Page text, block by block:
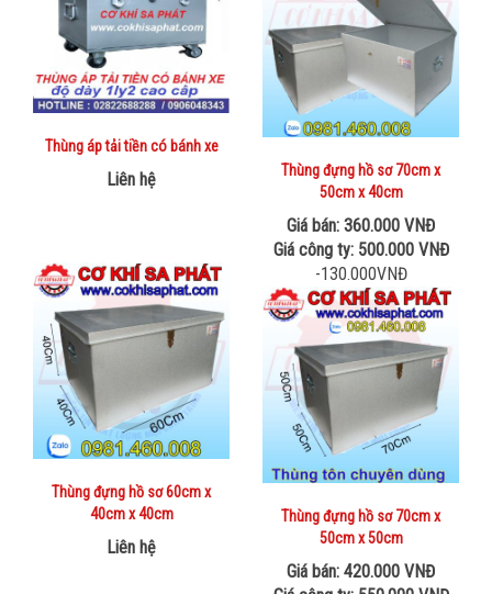
Thùng áp tải tiền có bánh xe
Liên hệ
Thùng đựng hồ sơ 70cm x
50cm x 40cm
Giá bán: 360.000 VNĐ
Giá công ty: 500.000 VNĐ
Thùng đựng hồ sơ 60cm x
40cm x 40cm
Liên hệ
-130.000VNĐ
Thùng đựng hồ sơ 70cm x
50cm x 50cm
Giá bán: 420.000 VNĐ